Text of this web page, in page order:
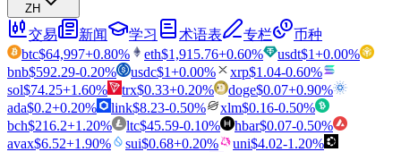
ZH
交易 新闻 学习 术语表 专栏
币种
btc$64,997+0.80% eth$1,915.76+0.60% usdt$1+0.00%
bnb$592.29-0.20% usdc$1+0.00% xrp$1.04-0.60%
sol$74.25+1.60% trx$0.33+0.20% doge$0.07+0.90%
ada$0.2+0.20% link$8.23-0.50% xlm$0.16-0.50%
bch$216.2+1.20% ltc$45.59-0.10% hbar$0.07-0.50%
avax$6.52+1.90% sui$0.68+0.20% uni$4.02-1.20%